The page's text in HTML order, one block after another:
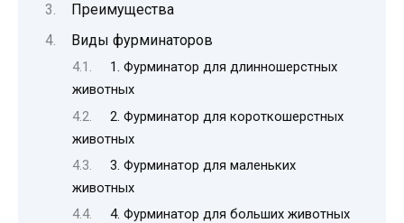
Преимущества
Виды фурминаторов
1. Фурминатор для длинношерстных
животных
2. Фурминатор для короткошерстных
животных
3. Фурминатор для маленьких
животных
4. Фурминатор для больших животных